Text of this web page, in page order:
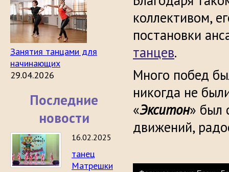
Занятия танцами для
начинающих
29.04.2026
Последние
новости
16.02.2025
танец
Матрешки
коллективом,
постановки
танцев.
Много побед
никогда не
«Экситон» был
движений,